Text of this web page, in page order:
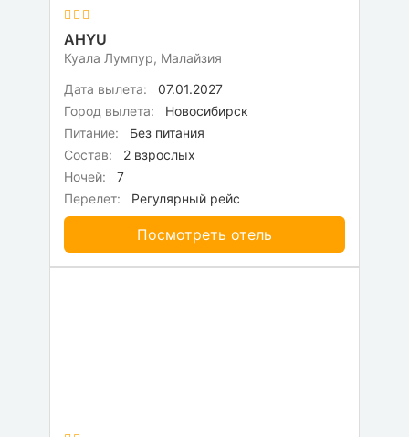
AHYU
Куала Лумпур, Малайзия
Дата вылета:
07.01.2027
Город вылета:
Новосибирск
Питание:
Без питания
Состав:
2 взрослых
Ночей:
7
Перелет:
Регулярный рейс
Посмотреть отель